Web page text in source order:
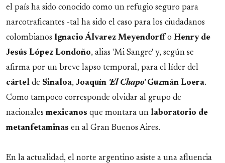
el país ha sido conocido como un refugio seguro para
narcotraficantes -tal ha sido el caso para los ciudadanos
colombianos Ignacio Álvarez Meyendorff o Henry de
Jesús López Londoño, alias 'Mi Sangre' y, según se
afirma por un breve lapso temporal, para el líder del
cártel de Sinaloa, Joaquín 'El Chapo'Guzmán Loera.
Como tampoco corresponde olvidar al grupo de
nacionales mexicanos que montara un laboratorio de
metanfetaminas en al Gran Buenos Aires.
En la actualidad, el norte argentino asiste a una afluencia